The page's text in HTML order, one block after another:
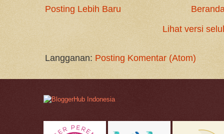
Posting Lebih Baru
Lihat versi
Langganan: Posting Komentar (Atom)